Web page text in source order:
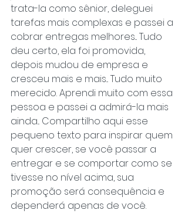
trata-la como sênior, deleguei
tarefas mais complexas e passei a
cobrar entregas melhores... Tudo
deu certo, ela foi promovida,
depois mudou de empresa e
cresceu mais e mais... Tudo muito
merecido. Aprendi muito com essa
pessoa e passei a admirá-la mais
ainda... Compartilho aqui esse
pequeno texto para inspirar quem
quer crescer, se você passar a
entregar e se comportar como se
tivesse no nível acima, sua
promoção será consequência e
dependerá apenas de você.